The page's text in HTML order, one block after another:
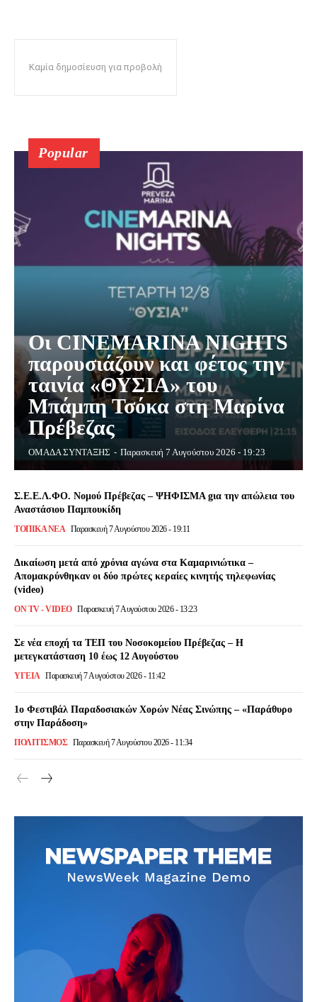
Καμία δημοσίευση για προβολή
Popular
Οι CINEMARINA NIGHTS
παρουσιάζουν και φέτος την
ταινία «ΘΥΣΙΑ» του
Μπάμπη Τσόκα στη Μαρίνα
Πρέβεζας
ΟΜΑΔΑ ΣΥΝΤΑΞΗΣ - Παρασκευή 7 Αυγούστου 2026 - 19:23
Σ.Ε.Ε.Λ.ΦΟ. Νομού Πρέβεζας – ΨΗΦΙΣΜΑ gια την απώλεια του
Αναστάσιου Παμπουκίδη
ΤΟΠΙΚΆ ΝΈΑ Παρασκευή 7 Αυγούστου 2026 - 19:11
Δικαίωση μετά από χρόνια αγώνα στα Καμαρινιώτικα –
Απομακρύνθηκαν οι δύο πρώτες κεραίες κινητής τηλεφωνίας
(video)
ON TV - VIDEO Παρασκευή 7 Αυγούστου 2026 - 13:23
Σε νέα εποχή τα ΤΕΠ του Νοσοκομείου Πρέβεζας – Η
μετεγκατάσταση 10 έως 12 Αυγούστου
ΥΓΕΙΑ Παρασκευή 7 Αυγούστου 2026 - 11:42
1ο Φεστιβάλ Παραδοσιακών Χορών Νέας Σινώπης – «Παράθυρο
στην Παράδοση»
ΠΟΛΙΤΙΣΜΌΣ Παρασκευή 7 Αυγούστου 2026 - 11:34